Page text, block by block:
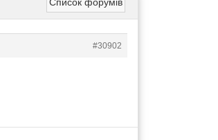
Список форумів
#30902